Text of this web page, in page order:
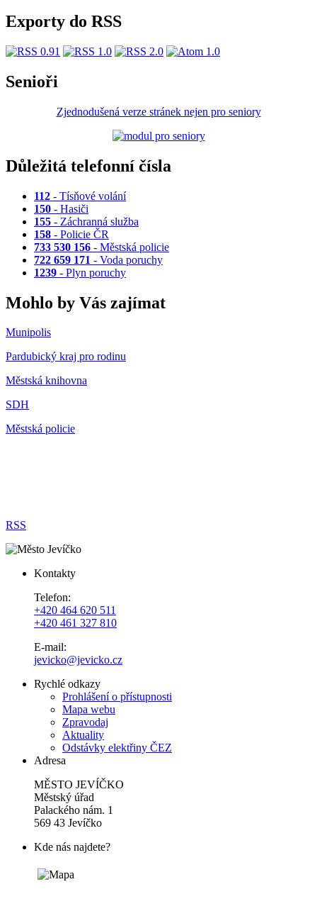
Exporty do RSS
Senioři
Zjednodušená verze stránek nejen pro seniory
Důležitá telefonní čísla
112 - Tísňové volání
150 - Hasiči
155 - Záchranná služba
158 - Policie ČR
733 530 156 - Městská policie
722 659 171 - Voda poruchy
1239 - Plyn poruchy
Mohlo by Vás zajímat
Munipolis
Pardubický kraj pro rodinu
Městská knihovna
SDH
Městská policie
RSS
Kontakty
Telefon:
+420 464 620 511
+420 461 327 810
E-mail:
jevicko@jevicko.cz
Rychlé odkazy
Prohlášení o přístupnosti
Mapa webu
Zpravodaj
Aktuality
Odstávky elektřiny ČEZ
Adresa
MĚSTO JEVÍČKO
Městský úřad
Palackého nám. 1
569 43 Jevíčko
Kde nás najdete?